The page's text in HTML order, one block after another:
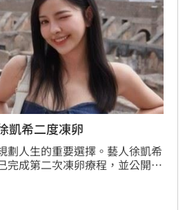
凱希二度凍卵
劃人生的重要選擇。藝人徐凱希
完成第二次凍卵療程，並公開背
林宜君